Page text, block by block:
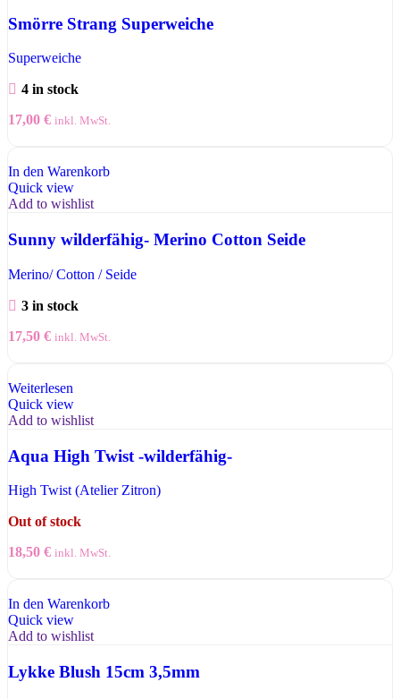
Smörre Strang Superweiche
Superweiche
4 in stock
17,00 € inkl. MwSt.
In den Warenkorb
Quick view
Add to wishlist
Sunny wilderfähig- Merino Cotton Seide
Merino/ Cotton / Seide
3 in stock
17,50 € inkl. MwSt.
Weiterlesen
Quick view
Add to wishlist
Aqua High Twist -wilderfähig-
High Twist (Atelier Zitron)
Out of stock
18,50 € inkl. MwSt.
In den Warenkorb
Quick view
Add to wishlist
Lykke Blush 15cm 3,5mm